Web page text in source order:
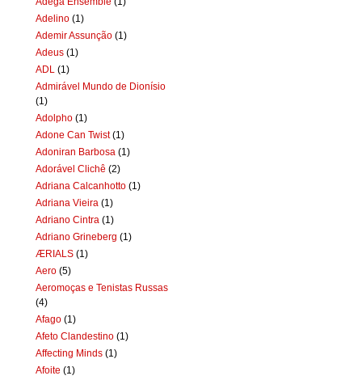
Adelino (1)
Ademir Assunção (1)
Adeus (1)
ADL (1)
Admirável Mundo de Dionísio
(1)
Adolpho (1)
Adone Can Twist (1)
Adoniran Barbosa (1)
Adorável Clichê (2)
Adriana Calcanhotto (1)
Adriana Vieira (1)
Adriano Cintra (1)
Adriano Grineberg (1)
ÆRIALS (1)
Aero (5)
Aeromoças e Tenistas Russas
(4)
Afago (1)
Afeto Clandestino (1)
Affecting Minds (1)
Afoite (1)